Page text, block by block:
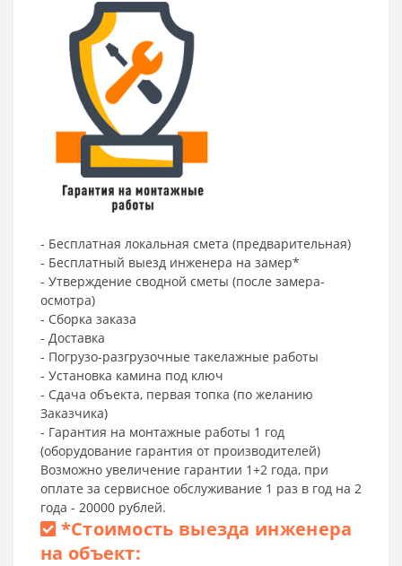
- Бесплатная локальная смета (предварительная)
- Бесплатный выезд инженера на замер*
- Утверждение сводной сметы (после замера-
осмотра)
- Сборка заказа
- Доставка
- Погрузо-разгрузочные такелажные работы
- Установка камина под ключ
- Сдача объекта, первая топка (по желанию
Заказчика)
- Гарантия на монтажные работы 1 год
(оборудование гарантия от производителей)
Возможно увеличение гарантии 1+2 года, при
оплате за сервисное обслуживание 1 раз в год на 2
года - 20000 рублей.
*Стоимость выезда инженера
на объект: